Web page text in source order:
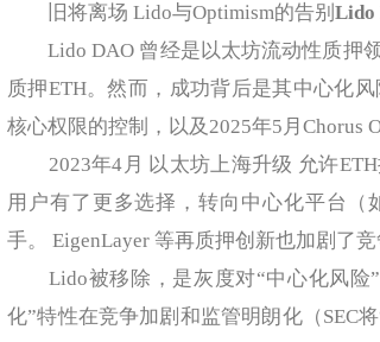
旧将离场 Lido与Optimism的告别 Lido
Lido DAO 曾经是以太坊流动性质押领
质押ETH。然而，成功背后是其中心化
核心权限的控制，以及2025年5月Chorus
2023年4月 以太坊上海升级 允许ETH
用户有了更多选择，转向中心化平台（
手。 EigenLayer 等再质押创新也加剧了竞
Lido被移除，是灰度对“中心化风险”
化”特性在竞争加剧和监管明朗化（SEC